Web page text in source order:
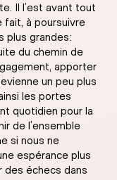
Il l’est avant tout
fait, à poursuivre
plus grandes:
du chemin de
apporter
un peu plus
les portes
quotidien pour la
de l’ensemble
si nous ne
espérance plus
des échecs dans